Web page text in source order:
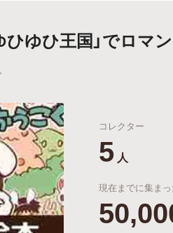
終了間近のプロジェクト
特集から探す 最新進捗報告
いプロジェクト
ひゆひ王国」でロマ
コレクター
5 人
現在までに集ま